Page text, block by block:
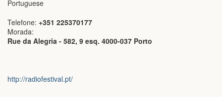
Portuguese
Telefone: +351 225370177
Morada:
Rue da Alegria - 582, 9 esq. 4000-037 Porto
http://radiofestival.pt/